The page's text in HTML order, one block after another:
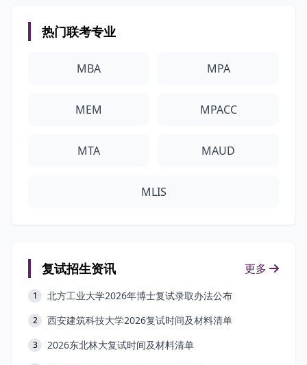
热门联考专业
MBA MPA
MEM MPACC
MTA MAUD
MLIS
复试招生资讯 更多
1 北方工业大学2026年博士复试录取办法公布
2 西安建筑科技大学2026复试时间及材料清单
3 2026东北林大复试时间及材料清单